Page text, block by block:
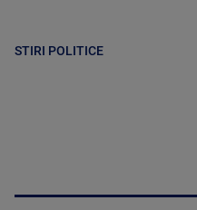
STIRI POLITICE